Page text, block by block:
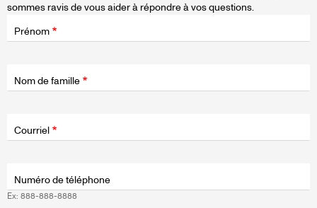
sommes ravis de vous aider à répondre à vos questions.
Champ
d'application
Prénom
Nom de famille
d'application
Courriel
Numéro de téléphone
Ex: 888-888-8888